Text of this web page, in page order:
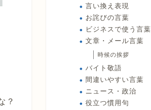
？
言い換え表現
お詫びの言葉
ビジネスで使う言葉
文章・メール言葉
時候の挨拶
バイト敬語
間違いやすい言葉
ニュース・政治
役立つ慣用句